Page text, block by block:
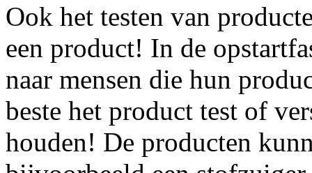
Ook het testen van
een product! In de
naar mensen die hun
beste het product test of
houden! De producten